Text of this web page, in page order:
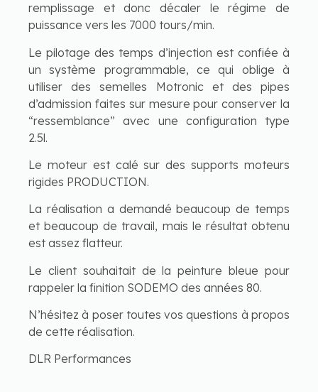
remplissage et donc décaler le régime de
puissance vers les 7000 tours/min.
Le pilotage des temps d’injection est confiée à
un système programmable, ce qui oblige à
utiliser des semelles Motronic et des pipes
d’admission faites sur mesure pour conserver la
“ressemblance” avec une configuration type
2.5l.
Le moteur est calé sur des supports moteurs
rigides PRODUCTION.
La réalisation a demandé beaucoup de temps
et beaucoup de travail, mais le résultat obtenu
est assez flatteur.
Le client souhaitait de la peinture bleue pour
rappeler la finition SODEMO des années 80.
N’hésitez à poser toutes vos questions à propos
de cette réalisation.
DLR Performances